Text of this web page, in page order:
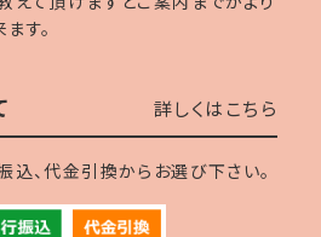
す。
詳しくはこちら
込、代金引換からお選び下さい。